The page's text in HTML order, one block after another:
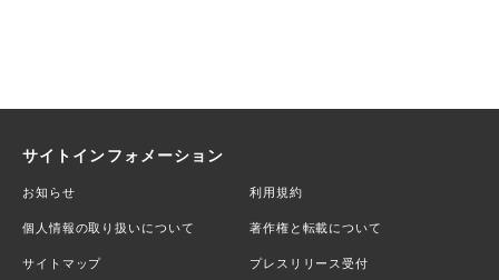
サイトインフォメーション
お知らせ 利用規約
個人情報の取り扱いについて 著作権と転載について
サイトマップ プレスリリース受付